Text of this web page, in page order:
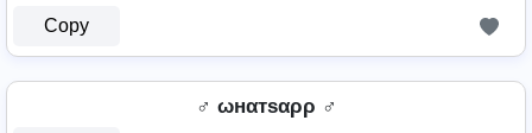
Copy
♂️ ωнαтѕαρρ ♂️